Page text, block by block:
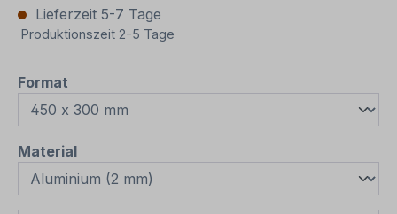
Lieferzeit 5-7 Tage
Produktionszeit 2-5 Tage
Format
Materialauswählen